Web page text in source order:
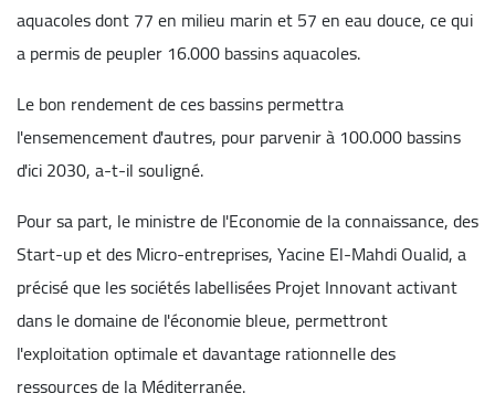
aquacoles dont 77 en milieu marin et 57 en eau douce, ce qui
a permis de peupler 16.000 bassins aquacoles.
Le bon rendement de ces bassins permettra
l'ensemencement d'autres, pour parvenir à 100.000 bassins
d'ici 2030, a-t-il souligné.
Pour sa part, le ministre de l'Economie de la connaissance, des
Start-up et des Micro-entreprises, Yacine El-Mahdi Oualid, a
précisé que les sociétés labellisées Projet Innovant activant
dans le domaine de l'économie bleue, permettront
l'exploitation optimale et davantage rationnelle des
ressources de la Méditerranée.